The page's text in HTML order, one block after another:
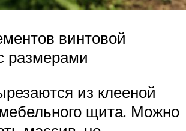
винтовой
размерами
из клееной
щита. Можно